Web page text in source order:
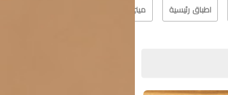
اطباق رئيسية ميني كيك